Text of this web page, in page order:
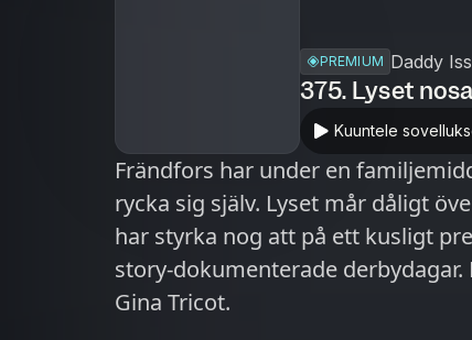
PREMIUM Daddy
375. Lyset
Kuuntele
Frändfors har under en
rycka sig själv. Lyset mår dåligt
har styrka nog att på ett kusligt
story-dokumenterade
Gina Tricot.